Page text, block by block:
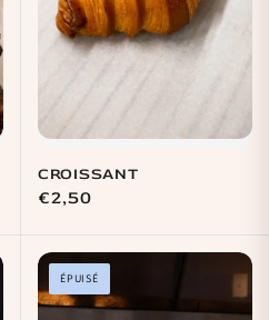
CROISSANT
Prix
€2,50
ÉPUISÉ